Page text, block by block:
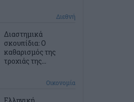
Διεθνή
Διαστημικά
σκουπίδια: Ο
καθαρισμός της
τροχιάς της...
Οικονομία